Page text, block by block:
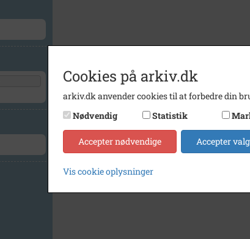
Cookies på arkiv.dk
arkiv.dk anvender cookies til at forbedre din
Nødvendig
Statistik
Accepter nødvendige Accepter
Vis cookie oplysninger